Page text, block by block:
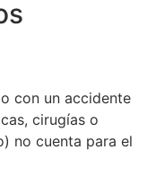
con un accidente
cirugías o
no cuenta para el